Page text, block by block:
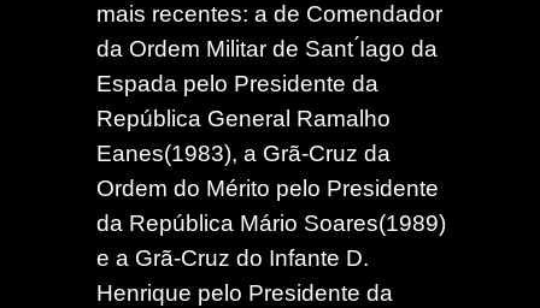
mais recentes: a de Comendador
da Ordem Militar de Sant ́Iago da
Espada pelo Presidente da
República General Ramalho
Eanes(1983), a Grã-Cruz da
Ordem do Mérito pelo Presidente
da República Mário Soares(1989)
e a Grã-Cruz do Infante D.
Henrique pelo Presidente da